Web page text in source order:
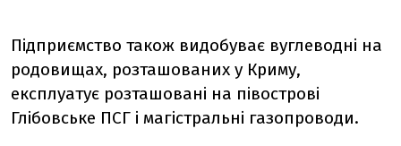
Підприємство також видобуває вуглеводні на
родовищах, розташованих у Криму,
експлуатує розташовані на півострові
Глібовське ПСГ і магістральні газопроводи.